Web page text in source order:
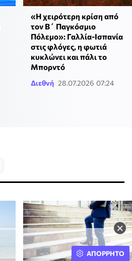
×
«Η χειρότερη κρίση από
τον Β΄ Παγκόσμιο
Πόλεμο»: Γαλλία-Ισπανία
στις φλόγες, η φωτιά
κυκλώνει και πάλι το
Μπορντό
Διεθνή 28.07.2026 07:24
ΑΠΟΡΡΗΤΟ